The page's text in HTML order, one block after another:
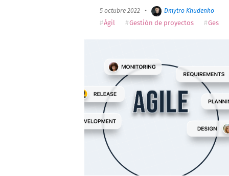
5 octubre 2022 • Dmytro Khudenko
Ágil Gestión de proyectos